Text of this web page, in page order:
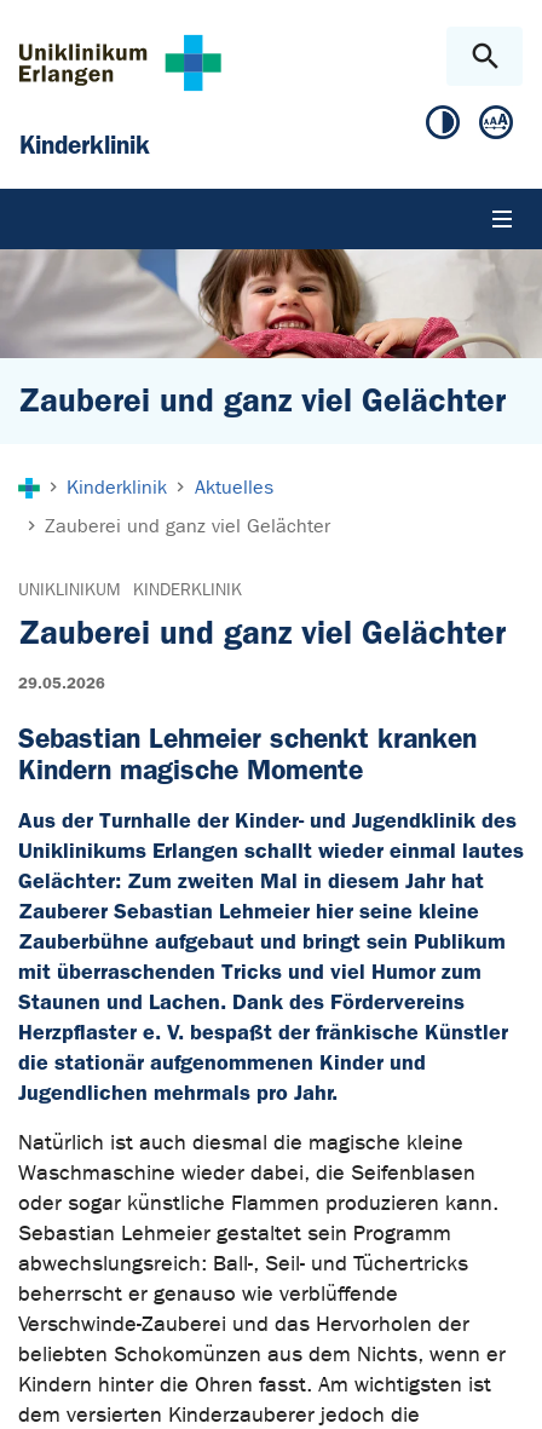
Kinderklinik
Zauberei und ganz viel Gelächter
Kinderklinik
Aktuelles
Zauberei und ganz viel Gelächter
UNIKLINIKUM KINDERKLINIK
Zauberei und ganz viel Gelächter
29.05.2026
Sebastian Lehmeier schenkt kranken
Kindern magische Momente
Aus der Turnhalle der Kinder- und Jugendklinik des
Uniklinikums Erlangen schallt wieder einmal lautes
Gelächter: Zum zweiten Mal in diesem Jahr hat
Zauberer Sebastian Lehmeier hier seine kleine
Zauberbühne aufgebaut und bringt sein Publikum
mit überraschenden Tricks und viel Humor zum
Staunen und Lachen. Dank des Fördervereins
Herzpflaster e. V. bespaßt der fränkische Künstler
die stationär aufgenommenen Kinder und
Jugendlichen mehrmals pro Jahr.
Natürlich ist auch diesmal die magische kleine
Waschmaschine wieder dabei, die Seifenblasen
oder sogar künstliche Flammen produzieren kann.
Sebastian Lehmeier gestaltet sein Programm
abwechslungsreich: Ball-, Seil- und Tüchertricks
beherrscht er genauso wie verblüffende
Verschwinde-Zauberei und das Hervorholen der
beliebten Schokomünzen aus dem Nichts, wenn er
Kindern hinter die Ohren fasst. Am wichtigsten ist
dem versierten Kinderzauberer jedoch die